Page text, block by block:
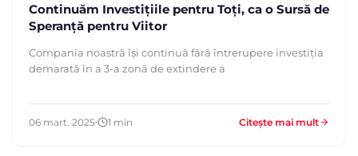
Continuăm Investițiile pentru Toți, ca o Sursă de
Speranță pentru Viitor
Compania noastră își continuă fără întrerupere investiția
demarată în a 3-a zonă de extindere a
06 mart. 2025 1 min Citește mai mult